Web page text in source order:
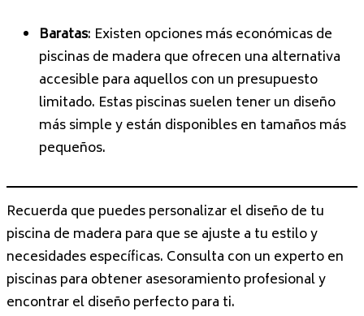
Baratas: Existen opciones más económicas de
piscinas de madera que ofrecen una alternativa
accesible para aquellos con un presupuesto
limitado. Estas piscinas suelen tener un diseño
más simple y están disponibles en tamaños más
pequeños.
Recuerda que puedes personalizar el diseño de tu
piscina de madera para que se ajuste a tu estilo y
necesidades específicas. Consulta con un experto en
piscinas para obtener asesoramiento profesional y
encontrar el diseño perfecto para ti.